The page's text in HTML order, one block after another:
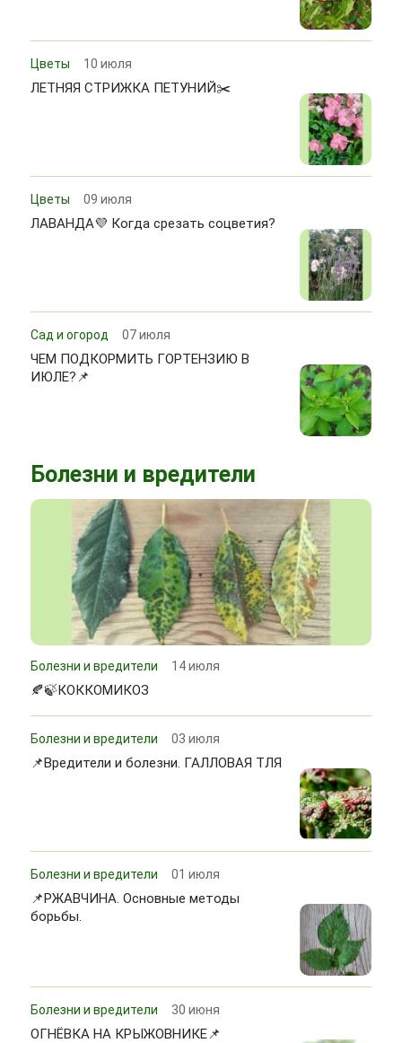
Цветы 10 июля
ЛЕТНЯЯ СТРИЖКА ПЕТУНИЙ✂️
Цветы 09 июля
ЛАВАНДА💜 Когда срезать соцветия?
Сад и огород 07 июля
ЧЕМ ПОДКОРМИТЬ ГОРТЕНЗИЮ В
ИЮЛЕ?📌
Болезни и вредители
Болезни и вредители 14 июля
🍂🍃КОККОМИКОЗ
Болезни и вредители 03 июля
📌Вредители и болезни. ГАЛЛОВАЯ ТЛЯ
Болезни и вредители 01 июля
📌РЖАВЧИНА. Основные методы
борьбы.
Болезни и вредители 30 июня
ОГНЁВКА НА КРЫЖОВНИКЕ📌